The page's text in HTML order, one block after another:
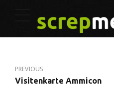
PREVIOUS
Visitenkarte Ammicon